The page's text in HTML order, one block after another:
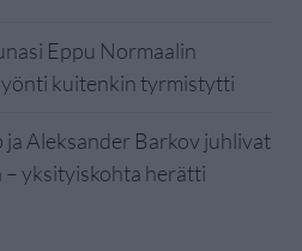
Eppu Normaalin
kuitenkin tyrmistytti
ja Aleksander Barkov juhlivat
– yksityiskohta herätti